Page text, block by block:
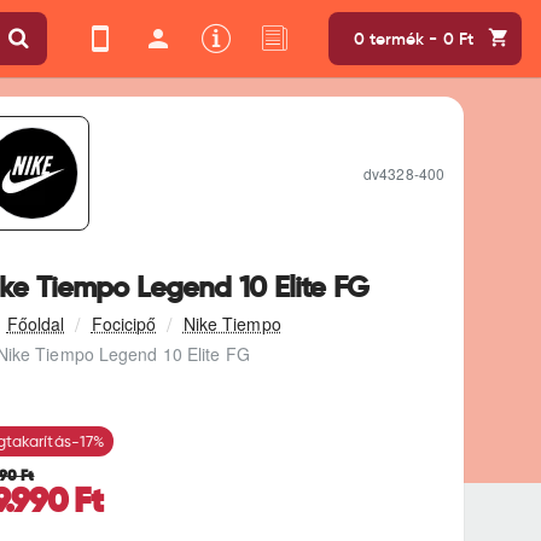
0 termék - 0 Ft
Focicipő
Nike Tiempo
Tiempo Legend 10 Elite FG
Tiempo Legend 10 Elite FG
dv4328-400
-17%
Ft
Ft